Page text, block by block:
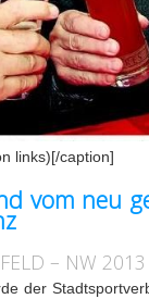
links)[/caption]
vom neu
– NW 2013
der